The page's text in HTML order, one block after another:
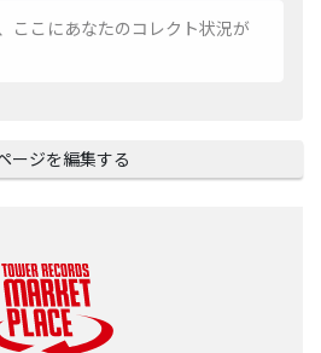
ここにあなたのコレクト状況が
ージを編集する